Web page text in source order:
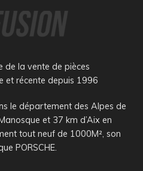
de la vente de pièces
et récente depuis 1996
le département des Alpes de
et 37 km d’Aix en
tout neuf de 1000M², son
PORSCHE.